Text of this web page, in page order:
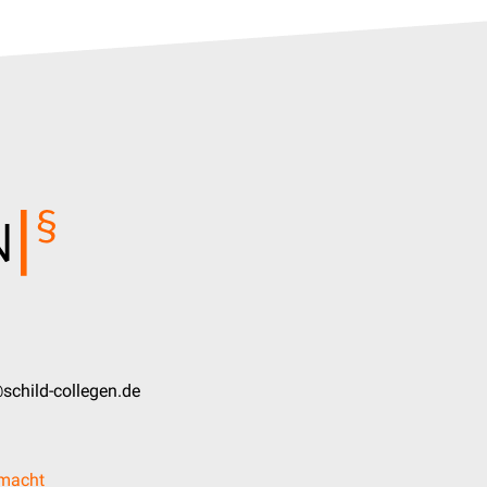
collegen.de